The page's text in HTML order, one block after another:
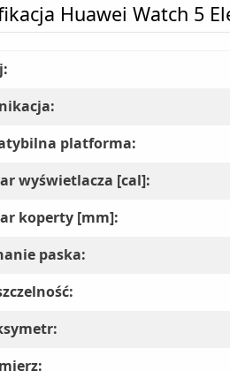
Huawei Watch 5
platforma:
wyświetlacza [cal]:
koperty [mm]:
paska: